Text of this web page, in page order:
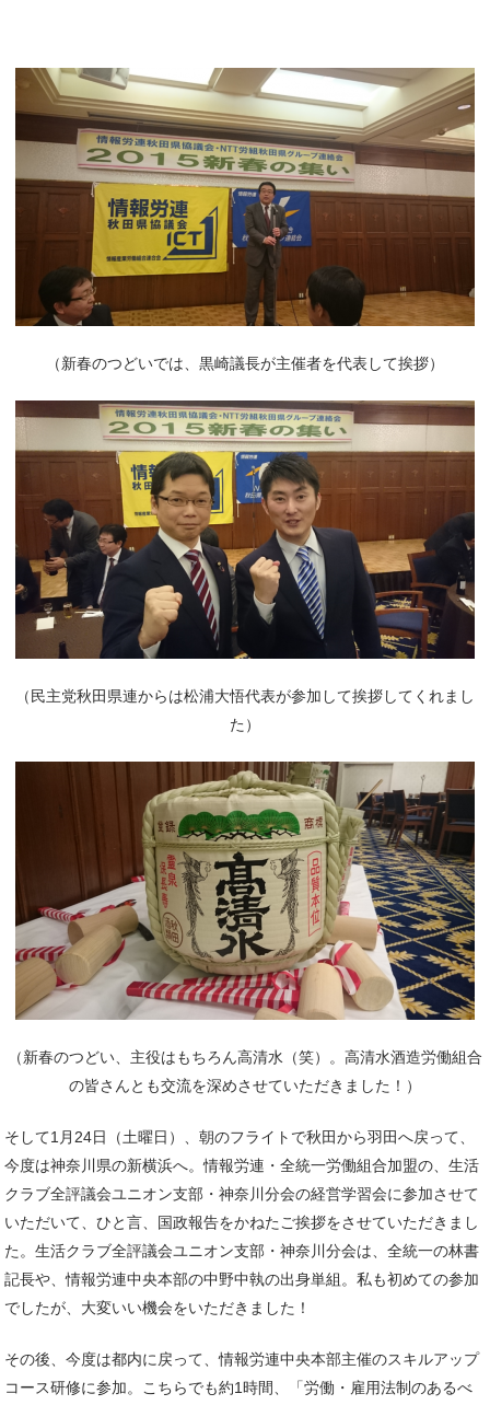
（新春のつどいでは、黒崎議長が主催者を代表して挨拶）
（民主党秋田県連からは松浦大悟代表が参加して挨拶してくれまし
た）
（新春のつどい、主役はもちろん高清水（笑）。高清水酒造労働組合
の皆さんとも交流を深めさせていただきました！）
そして1月24日（土曜日）、朝のフライトで秋田から羽田へ戻って、
今度は神奈川県の新横浜へ。情報労連・全統一労働組合加盟の、生活
クラブ全評議会ユニオン支部・神奈川分会の経営学習会に参加させて
いただいて、ひと言、国政報告をかねたご挨拶をさせていただきまし
た。生活クラブ全評議会ユニオン支部・神奈川分会は、全統一の林書
記長や、情報労連中央本部の中野中執の出身単組。私も初めての参加
でしたが、大変いい機会をいただきました！
その後、今度は都内に戻って、情報労連中央本部主催のスキルアップ
コース研修に参加。こちらでも約1時間、「労働・雇用法制のあるべ